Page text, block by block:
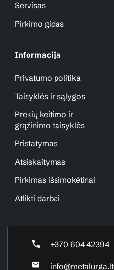
+370 604 42394
info@metalurga.lt
Servisas
Pirkimo gidas
Informacija
Privatumo politika
Taisyklės ir sąlygos
Prekių keitimo ir
grąžinimo taisyklės
Pristatymas
Atsiskaitymas
Pirkimas išsimokėtinai
Atlikti darbai